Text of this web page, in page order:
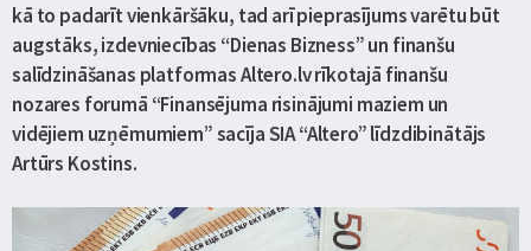
kā to padarīt vienkāršāku, tad arī pieprasījums varētu būt
augstāks, izdevniecības “Dienas Bizness” un finanšu
salīdzināšanas platformas Altero.lv rīkotajā finanšu
nozares forumā “Finansējuma risinājumi maziem un
vidējiem uzņēmumiem” sacīja SIA “Altero” līdzdibinātājs
Artūrs Kostins.